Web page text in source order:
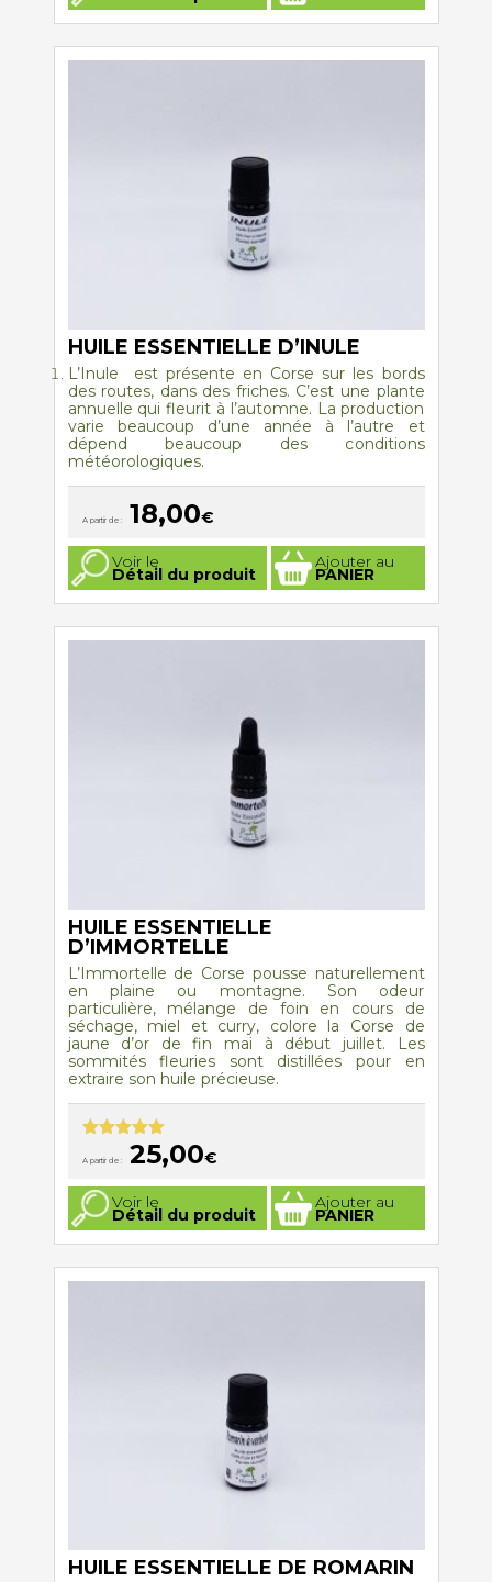
plusieurs
Les
options
HUILE ESSENTIELLE D’INULE
L’Inule
est présente en Corse sur les bords
des routes, dans des friches. C’est une plante
annuelle qui fleurit à l’automne. La production
varie beaucoup d’une année à l’autre et
dépend beaucoup des conditions
météorologiques.
A partir de : 18,00€
Voir le
Détail du produit
Ajouter au
PANIER
Ce
produit
a
plusieurs
Les
options
HUILE ESSENTIELLE
D’IMMORTELLE
L’Immortelle de Corse pousse naturellement
en plaine ou montagne. Son odeur
particulière, mélange de foin en cours de
séchage, miel et curry, colore la Corse de
jaune d’or de fin mai à début juillet. Les
sommités fleuries sont distillées pour en
extraire son huile précieuse.
5.00
sur 5
A partir de : 25,00€
Voir le
Détail du produit
Ajouter au
PANIER
Ce
produit
a
plusieurs
Les
options
HUILE ESSENTIELLE DE ROMARIN